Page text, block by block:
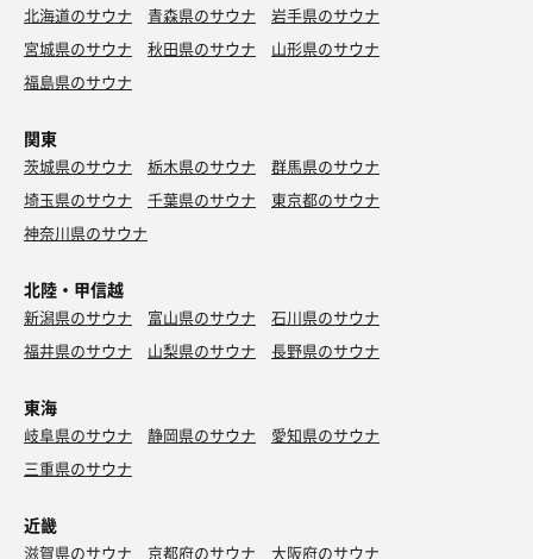
北海道のサウナ 青森県のサウナ
岩手県のサウナ
宮城県のサウナ
秋田県のサウナ
山形県のサウナ
福島県のサウナ
関東
茨城県のサウナ 栃木県のサウナ
群馬県のサウナ
埼玉県のサウナ
千葉県のサウナ
東京都のサウナ
神奈川県のサウナ
北陸・甲信越
新潟県のサウナ 富山県のサウナ
石川県のサウナ
福井県のサウナ
山梨県のサウナ 長野県のサウナ
東海
岐阜県のサウナ 静岡県のサウナ
愛知県のサウナ
三重県のサウナ
近畿
滋賀県のサウナ 京都府のサウナ 大阪府のサウナ